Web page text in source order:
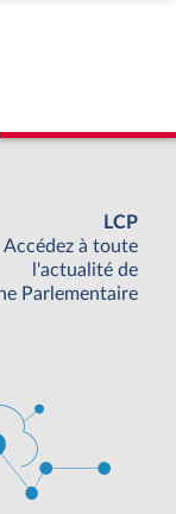
LCP
Accédez à toute
l'actualité de
Parlementaire